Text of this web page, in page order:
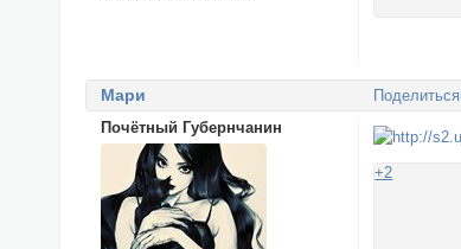
Поделиться
Мари
Почётный Губернчанин
+2